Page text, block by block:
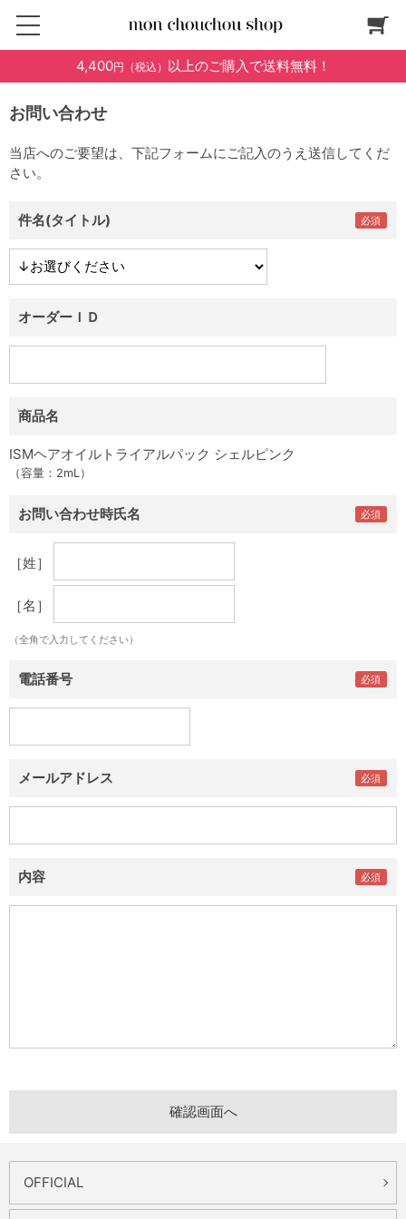
4,400円（税込） 以上のご購入で送料無料！
お問い合わせ
当店へのご要望は、下記フォームにご記入のうえ送信してくだ
さい。
件名(タイトル)
オーダーＩＤ
商品名
ISMヘアオイルトライアルパック シェルピンク
（容量：2mL）
お問い合わせ時氏名
［姓］
［名］
（全角で入力してください）
電話番号
メールアドレス
内容
OFFICIAL